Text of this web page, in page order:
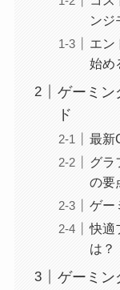
ンジ
エン
始め
ゲーミン
ド
最新
グラ
の要
ゲー
快適
は？
ゲーミン